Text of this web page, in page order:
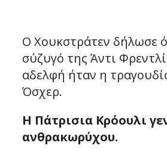
Ο Χουκστράτεν δήλωσε
σύζυγό της Άντι
αδελφή ήταν η
Όσχερ.
Η Πάτρισια Κρόουλι
ανθρακωρύχου.